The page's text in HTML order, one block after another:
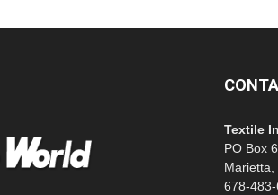
Textile
PO Box
Marietta,
678-